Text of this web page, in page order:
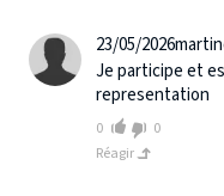
23/05/2026
Je participe et
representation
0
0
Réagir